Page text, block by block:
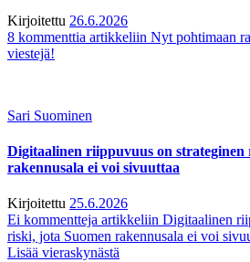
Kirjoitettu 26.6.2026
8 kommenttia artikkeliin Nyt pohtimaan
viestejä!
Sari Suominen
Digitaalinen riippuvuus on strateginen
rakennusala ei voi sivuuttaa
Kirjoitettu 25.6.2026
Ei kommentteja artikkeliin Digitaalinen
riski, jota Suomen rakennusala ei voi
Lisää vieraskynästä